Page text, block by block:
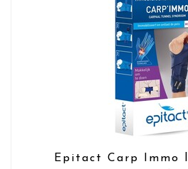
Epitact Carp Immo